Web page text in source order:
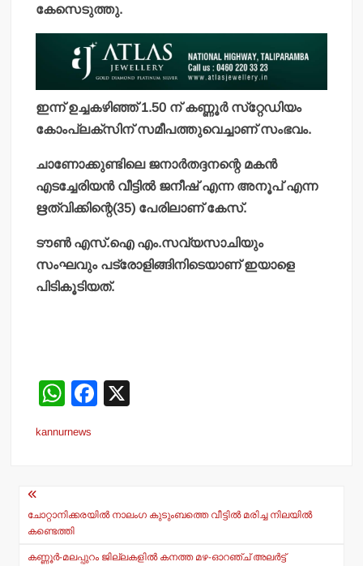
കേസെടുത്തു.
ഇന്ന് ഉച്ചകഴിഞ്ഞ് 1.50 ന് കണ്ണൂര്‍ സ്‌റ്റേഡിയം
കോംപ്ലക്‌സിന് സമീപത്തുവെച്ചാണ് സംഭവം.
ചാണോക്കുണ്ടിലെ ജനാര്‍തദ്ദനന്റെ മകന്‍
എടച്ചേരിയന്‍ വീട്ടില്‍ ജനീഷ് എന്ന അനൂപ് എന്ന
ഋത്വിക്കിന്റെ(35) പേരിലാണ് കേസ്.
ടൗണ്‍ എസ്.ഐ എം.സവ്യസാചിയും
സംഘവും പട്രോളിങ്ങിനിടെയാണ് ഇയാളെ
പിടികൂടിയത്.
W
at
p
p
F
o
o
kannurnews
Post
navigation
ചോറ്റാനിക്കരയില്‍ നാലംഗ കുടുംബത്തെ വീട്ടില്‍ മരിച്ച നിലയില്‍
കണ്ടെത്തി
കണ്ണൂര്‍-മലപ്പുറം ജില്ലകളില്‍ കനത്ത മഴ-ഓറഞ്ച് അലര്‍ട്ട്